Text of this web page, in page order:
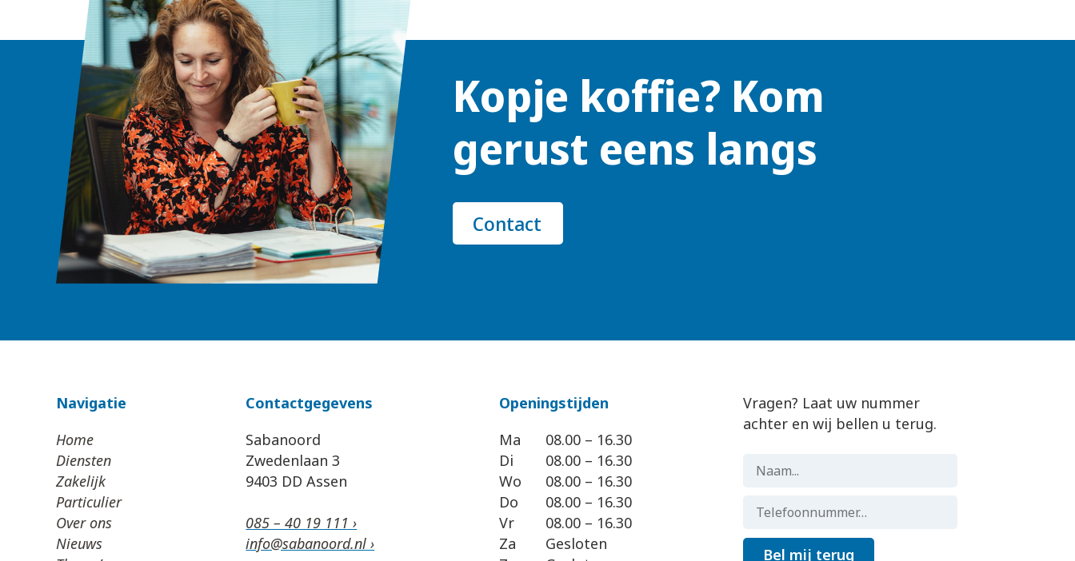
Kopje koffie? Kom
gerust eens langs
Contact
Navigatie
Home
Diensten
Zakelijk
Particulier
Over ons
Nieuws
Contactgegevens
Sabanoord
Zwedenlaan 3
9403 DD Assen
085 – 40 19 111 ›
info@sabanoord.nl ›
Openingstijden
Ma
Di
Wo
Do
Vr
Za
08.00 – 16.30
08.00 – 16.30
08.00 – 16.30
08.00 – 16.30
08.00 – 16.30
Gesloten
Vragen? Laat uw nummer
achter en wij bellen u terug.
Bel mij terug